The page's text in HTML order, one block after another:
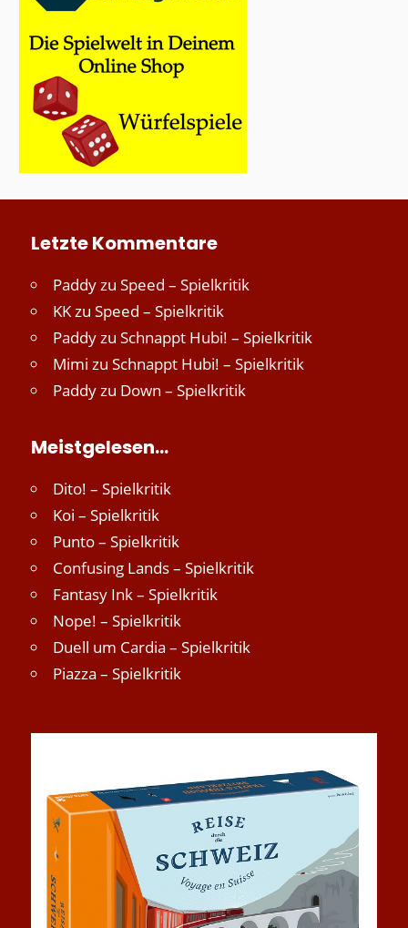
Letzte Kommentare
Paddyzu Speed – Spielkritik
KKzu Speed – Spielkritik
Paddyzu Schnappt Hubi! – Spielkritik
Mimi zu Schnappt Hubi! – Spielkritik
Paddyzu Down – Spielkritik
Meistgelesen…
Dito! – Spielkritik
Koi – Spielkritik
Punto – Spielkritik
Confusing Lands – Spielkritik
Fantasy Ink – Spielkritik
Nope! – Spielkritik
Duell um Cardia – Spielkritik
Piazza – Spielkritik